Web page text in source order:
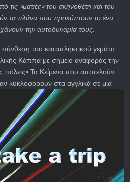
«ματιές» του σκηνοθέτη και του
τα πλάνα που προκύπτουν το ένα
την αυτοδυναμία τους.
σύνθεση του καταπληκτικού γεμάτο
Κάππα με σημείο αναφοράς την
πόλεις» Τα Κείμενα που αποτελούν
κυκλοφορούν στα αγγλικά σε μια